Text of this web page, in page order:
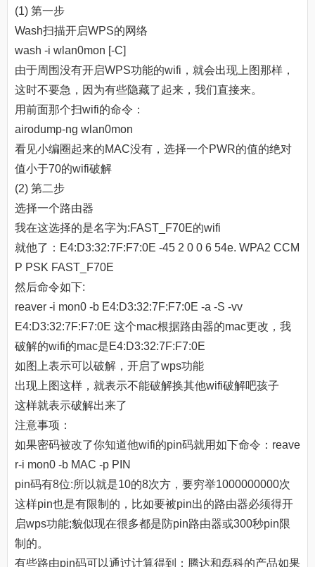
(1) 第一步
Wash扫描开启WPS的网络
wash -i wlan0mon [-C]
由于周围没有开启WPS功能的wifi，就会出现上图那样，
这时不要急，因为有些隐藏了起来，我们直接来。
用前面那个扫wifi的命令：
airodump-ng wlan0mon
看见小编圈起来的MAC没有，选择一个PWR的值的绝对
值小于70的wifi破解
(2) 第二步
选择一个路由器
我在这选择的是名字为:FAST_F70E的wifi
就他了：E4:D3:32:7F:F7:0E -45 2 0 0 6 54e. WPA2 CCM
P PSK FAST_F70E
然后命令如下:
reaver -i mon0 -b E4:D3:32:7F:F7:0E -a -S -vv
E4:D3:32:7F:F7:0E 这个mac根据路由器的mac更改，我
破解的wifi的mac是E4:D3:32:7F:F7:0E
如图上表示可以破解，开启了wps功能
出现上图这样，就表示不能破解换其他wifi破解吧孩子
这样就表示破解出来了
注意事项：
如果密码被改了你知道他wifi的pin码就用如下命令：reave
r-i mon0 -b MAC -p PIN
pin码有8位:所以就是10的8次方，要穷举1000000000次
这样pin也是有限制的，比如要被pin出的路由器必须得开
启wps功能;貌似现在很多都是防pin路由器或300秒pin限
制的。
有些路由pin码可以通过计算得到：腾达和磊科的产品如果